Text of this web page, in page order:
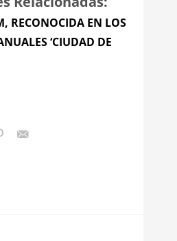
RECONOCIDA EN LOS
‘CIUDAD DE